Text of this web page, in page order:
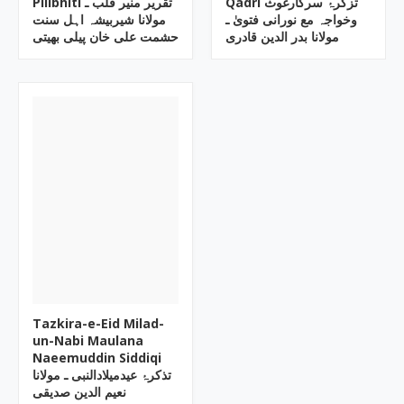
مولانا شیربیشہ اہل سنت
حشمت علی خان پیلی بھیتی
وخواجہ مع نورانی فتویٰ ـ
مولانا بدر الدین قادری
Tazkira-e-Eid Milad-
un-Nabi Maulana
Naeemuddin Siddiqi
تذکرۂ عیدمیلادالنبی ـ مولانا
نعیم الدین صدیقی